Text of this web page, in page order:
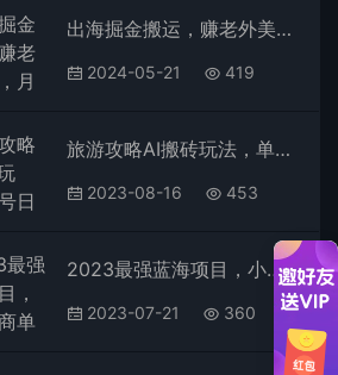
出海掘金搬运，赚老外美金，月入3w+，仅需GPT粘贴复制，小白也能玩转
2024-05-21 419
旅游攻略AI搬砖玩法，单号日入几十，可多号操作，0成本，0门槛，小白必学！
2023-08-16 453
2023最强蓝海项目，小红书商单项目，没有之一
2023-07-21 360